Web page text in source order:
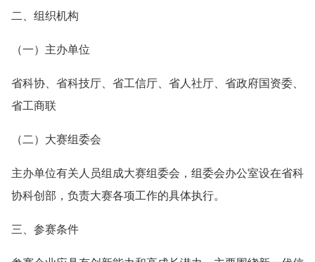
二、组织机构
（一）主办单位
省科协、省科技厅、省工信厅、省人社厅、省政府国资委、
省工商联
（二）大赛组委会
主办单位有关人员组成大赛组委会，组委会办公室设在省科
协科创部，负责大赛各项工作的具体执行。
三、参赛条件